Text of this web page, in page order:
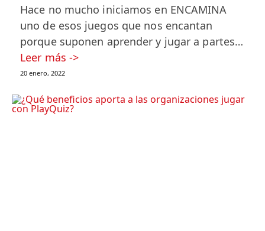
Hace no mucho iniciamos en ENCAMINA
uno de esos juegos que nos encantan
porque suponen aprender y jugar a partes…
Leer más ->
20 enero, 2022